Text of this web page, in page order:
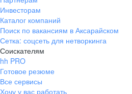
Инвесторам
Каталог компаний
Поиск по вакансиям в Аксарайском
Сетка: соцсеть для нетворкинга
Соискателям
hh PRO
Готовое резюме
Все сервисы
Хочу у вас работать